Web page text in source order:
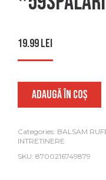
19.99lei
ADAUGĂ ÎN COȘ
Categories: BALSAM
INTRETINERE
SKU: 8700216749879